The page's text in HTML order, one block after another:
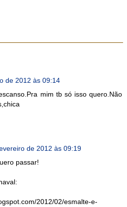
de 2012 às 09:14
mim tb só isso quero.Não
de 2012 às 09:19
passar!
2012/02/esmalte-e-